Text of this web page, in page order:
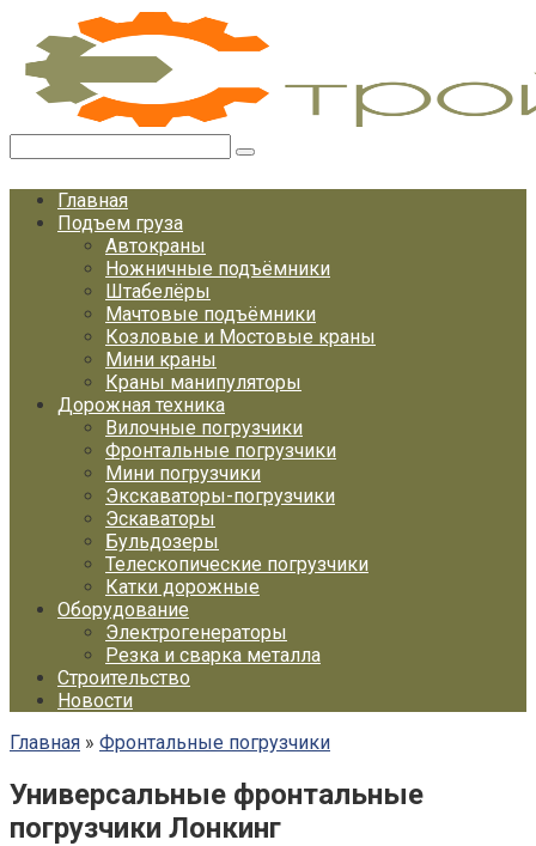
Перейти
контенту
Главная
Подъем груза
Автокраны
Ножничные подъёмники
Штабелёры
Мачтовые подъёмники
Козловые и Мостовые краны
Мини краны
Краны манипуляторы
Дорожная техника
Вилочные погрузчики
Фронтальные погрузчики
Мини погрузчики
Экскаваторы-погрузчики
Эскаваторы
Бульдозеры
Телескопические погрузчики
Катки дорожные
Оборудование
Электрогенераторы
Резка и сварка металла
Строительство
Новости
Главная » Фронтальные погрузчики
Универсальные фронтальные
погрузчики Лонкинг